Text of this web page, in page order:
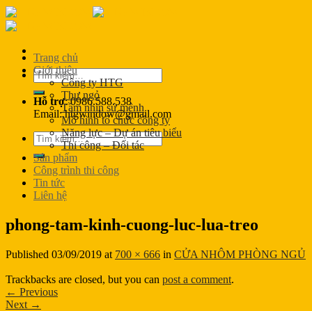
Skip
to
Tìm
kiếm:
Hỗ trợ: 0986.588.538
Email: htgwindow@gmail.com
Tìm
kiếm:
Trang chủ
Giới thiệu
Công ty HTG
Thư ngỏ
Tầm nhìn sứ mệnh
Mô hình tổ chức công ty
Năng lực – Dự án tiêu biểu
Thi công – Đối tác
Sản phẩm
Công trình thi công
Tin tức
Liên hệ
phong-tam-kinh-cuong-luc-lua-treo
Published 03/09/2019 at 700 × 666 in CỬA NHÔM PHÒNG NGỦ
Trackbacks are closed, but you can post a comment.
← Previous
Next →